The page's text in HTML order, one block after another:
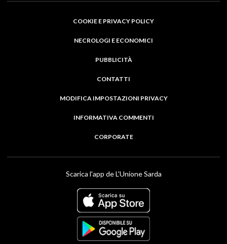
COOKIE E PRIVACY POLICY
NECROLOGI E ECONOMICI
PUBBLICITÀ
CONTATTI
MODIFICA IMPOSTAZIONI PRIVACY
INFORMATIVA COMMENTI
CORPORATE
Scarica l'app de L'Unione Sarda